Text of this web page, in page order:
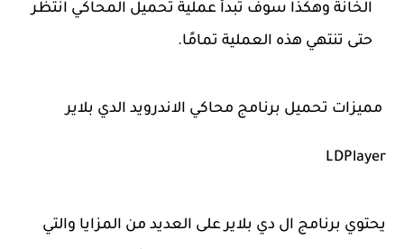
الخانة وهكذا سوف تبدأ عملية تحميل المحاكي انتظر
حتى تنتهي هذه العملية تمامًا.
مميزات تحميل برنامج محاكي الاندرويد الدي بلاير
LDPlayer
يحتوي برنامج ال دي بلاير على العديد من المزايا والتي